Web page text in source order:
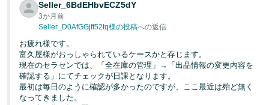
Seller_6BdEHbvECZ5dY
3か月前
Seller_D0AfGGjff52tq様の投稿への返信
お疲れ様です。
富久屋様がおっしゃられているケースかと存じます。
現在のセラセンでは、「全在庫の管理」→「出品情報の変更内容を
確認する」にてチェックが日課となります。
最初は毎日のように確認が多かったのですが、ここ最近は殆ど無く
なってきました。